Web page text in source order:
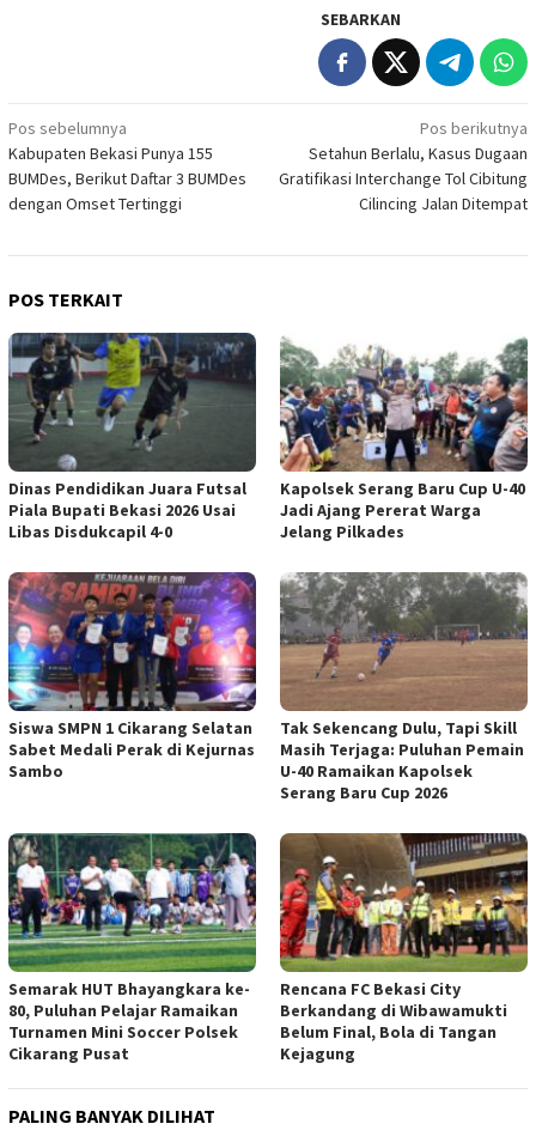
SEBARKAN
Navigasi
pos
Pos sebelumnya
Kabupaten Bekasi Punya 155
BUMDes, Berikut Daftar 3 BUMDes
dengan Omset Tertinggi
Pos berikutnya
Setahun Berlalu, Kasus Dugaan
Gratifikasi Interchange Tol Cibitung
Cilincing Jalan Ditempat
POS TERKAIT
Dinas Pendidikan Juara Futsal
Piala Bupati Bekasi 2026 Usai
Libas Disdukcapil 4-0
Kapolsek Serang Baru Cup U-40
Jadi Ajang Pererat Warga
Jelang Pilkades
Siswa SMPN 1 Cikarang Selatan
Sabet Medali Perak di Kejurnas
Sambo
Tak Sekencang Dulu, Tapi Skill
Masih Terjaga: Puluhan Pemain
U-40 Ramaikan Kapolsek
Serang Baru Cup 2026
Semarak HUT Bhayangkara ke-
80, Puluhan Pelajar Ramaikan
Turnamen Mini Soccer Polsek
Cikarang Pusat
Rencana FC Bekasi City
Berkandang di Wibawamukti
Belum Final, Bola di Tangan
Kejagung
PALING BANYAK DILIHAT